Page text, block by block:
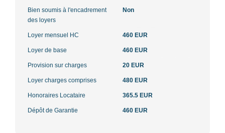
Bien soumis à l'encadrement
des loyers
Non
Loyer mensuel HC 460 EUR
Loyer de base 460 EUR
Provision sur charges 20 EUR
Loyer charges comprises 480 EUR
Honoraires Locataire 365.5 EUR
Dépôt de Garantie 460 EUR